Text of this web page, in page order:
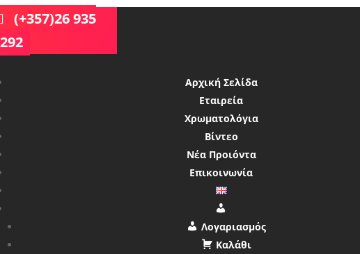
(+357)26 935
292
Αρχική Σελίδα
Εταιρεία
Χρωματολόγια
Βίντεο
Νέα Προιόντα
Επικοινωνία
Λογαριασμός
Καλάθι